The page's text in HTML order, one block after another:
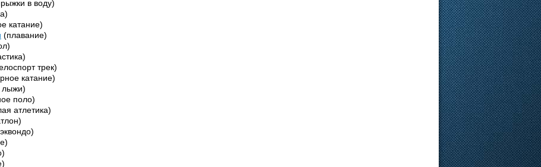
в воду)
катание)
(плавание)
трек)
катание)
лыжи)
поло)
атлетика)